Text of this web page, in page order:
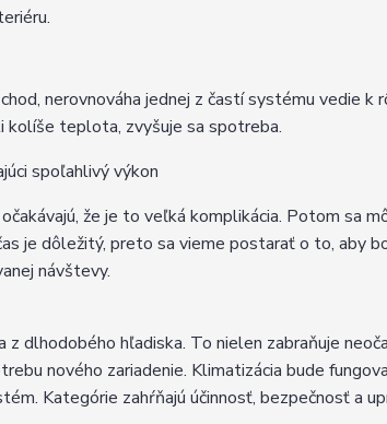
nerovnováha jednej z častí systému vedie k
kolíše teplota, zvyšuje sa spotreba.
spoľahlivý výkon
že je to veľká komplikácia. Potom sa
je dôležitý, preto sa vieme postarať o to, aby
návštevy.
dlhodobého hľadiska. To nielen zabraňuje
nového zariadenie. Klimatizácia bude
Kategórie zahŕňajú účinnosť, bezpečnosť a